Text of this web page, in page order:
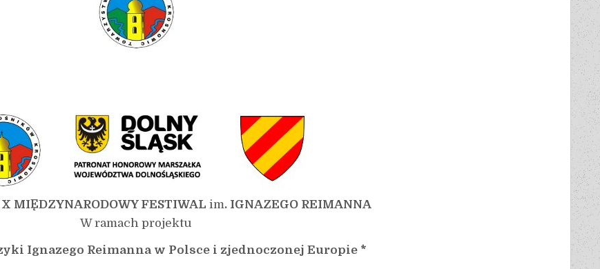
MIĘDZYNARODOWY FESTIWAL im. IGNAZEGO REIMANNA
W ramach projektu
Ignazego Reimanna w Polsce i zjednoczonej Europie *